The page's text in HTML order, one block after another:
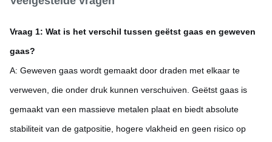
Vraag 1: Wat is het verschil tussen geëtst gaas en geweven
gaas?
A: Geweven gaas wordt gemaakt door draden met elkaar te
verweven, die onder druk kunnen verschuiven. Geëtst gaas is
gemaakt van een massieve metalen plaat en biedt absolute
stabiliteit van de gatpositie, hogere vlakheid en geen risico op